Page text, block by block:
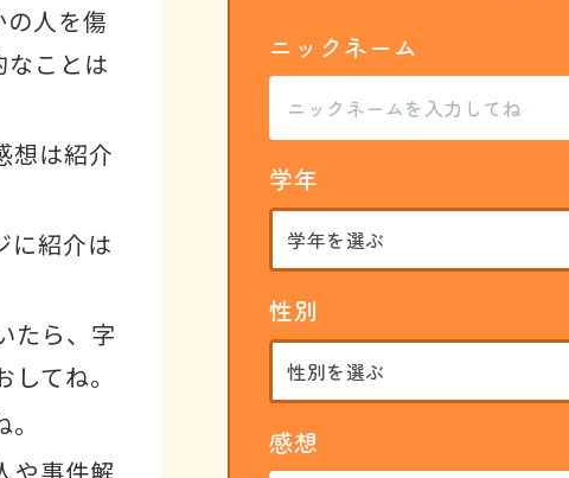
人を傷
ことは
想は紹介
に紹介は
たら、字
てね。
や事件解
ニックネーム
学年
性別
感想